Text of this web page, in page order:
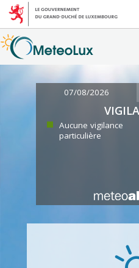
07/08/2026
Aucune vigilance
particulière